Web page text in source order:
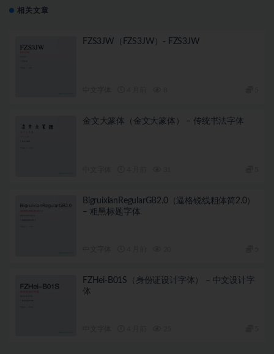
相关文章
FZS3JW（FZS3JW）- FZS3JW
金文大篆体（金文大篆体） – 传统书法字体
BigruixianRegularGB2.0（逼格锐线粗体简2.0）
– 粗黑标题字体
FZHei-B01S（身份证设计字体） – 中文设计字
体